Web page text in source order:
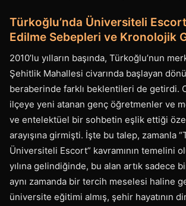
Türkoğlu’nda Üniversiteli
Edilme Sebepleri ve Kronolojik
2010’lu yılların başında, Türkoğlu’nun
Şehitlik Mahallesi civarında başlayan
beraberinde farklı beklentileri de getirdi.
ilçeye yeni atanan genç öğretmenler ve
ve entelektüel bir sohbetin eşlik ettiği
arayışına girmişti. İşte bu talep, zamanla
Üniversiteli Escort” kavramının temelini
yılına gelindiğinde, bu alan artık sadece
aynı zamanda bir tercih meselesi haline
üniversite eğitimi almış, şehir hayatının